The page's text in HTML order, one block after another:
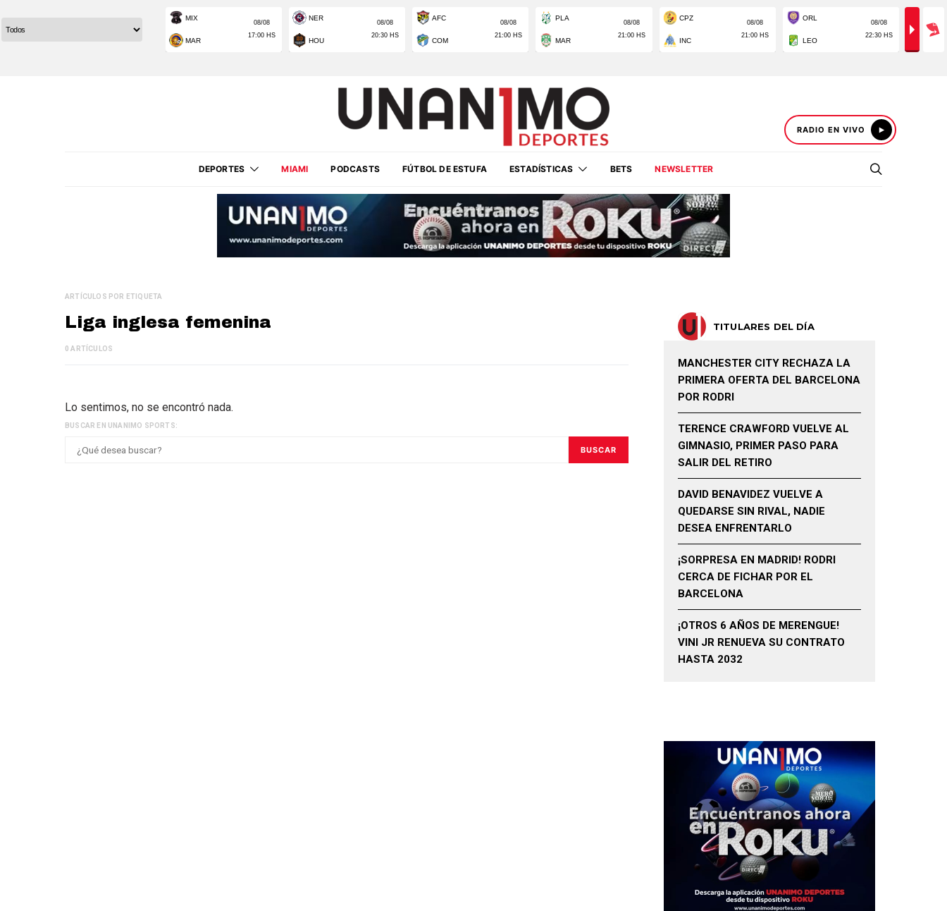
RADIO EN VIVO
DEPORTES MIAMI PODCASTS FÚTBOL DE ESTUFA ESTADÍSTICAS BETS NEWSLETTER
ARTÍCULOS POR ETIQUETA
Liga inglesa femenina
0 ARTÍCULOS
Lo sentimos, no se encontró nada.
BUSCAR EN UNANIMO SPORTS:
BUSCAR
TITULARES DEL DÍA
MANCHESTER CITY RECHAZA LA
PRIMERA OFERTA DEL BARCELONA
POR RODRI
TERENCE CRAWFORD VUELVE AL
GIMNASIO, PRIMER PASO PARA
SALIR DEL RETIRO
DAVID BENAVIDEZ VUELVE A
QUEDARSE SIN RIVAL, NADIE
DESEA ENFRENTARLO
¡SORPRESA EN MADRID! RODRI
CERCA DE FICHAR POR EL
BARCELONA
¡OTROS 6 AÑOS DE MERENGUE!
VINI JR RENUEVA SU CONTRATO
HASTA 2032